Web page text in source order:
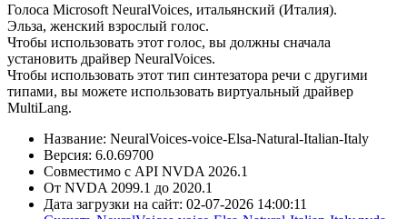
Голоса Microsoft NeuralVoices, итальянский (Италия).
Эльза, женский взрослый голос.
Чтобы использовать этот голос, вы должны сначала
установить драйвер NeuralVoices.
Чтобы использовать этот тип синтезатора речи с другими
типами, вы можете использовать виртуальный драйвер
MultiLang.
Название: NeuralVoices-voice-Elsa-Natural-Italian-Italy
Версия: 6.0.69700
Совместимо с API NVDA 2026.1
От NVDA 2099.1 до 2020.1
Дата загрузки на сайт: 02-07-2026 14:00:11